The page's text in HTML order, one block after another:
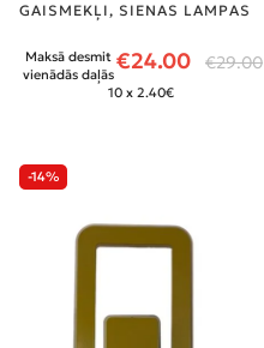
GAISMEKĻI, SIENAS LAMPAS
€24.00 €29.00
Maksā desmit
vienādās daļās
10 x 2.40€
-14%